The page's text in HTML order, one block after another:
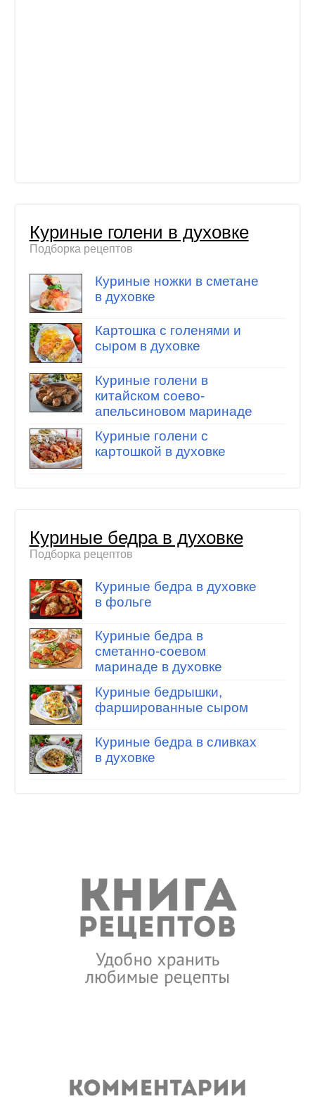
Куриные голени в духовке
Подборка рецептов
Куриные ножки в сметане
в духовке
Картошка с голенями и
сыром в духовке
Куриные голени в
китайском соево-
апельсиновом маринаде
Куриные голени с
картошкой в духовке
Куриные бедра в духовке
Подборка рецептов
Куриные бедра в духовке
в фольге
Куриные бедра в
сметанно-соевом
маринаде в духовке
Куриные бедрышки,
фаршированные сыром
Куриные бедра в сливках
в духовке